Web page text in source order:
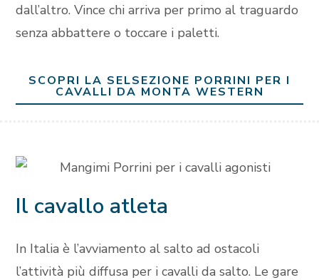
dall’altro. Vince chi arriva per primo al traguardo
senza abbattere o toccare i paletti.
SCOPRI LA SELSEZIONE PORRINI PER I
CAVALLI DA MONTA WESTERN
Il cavallo atleta
In Italia è l’avviamento al salto ad ostacoli
l’attività più diffusa per i cavalli da salto. Le gare